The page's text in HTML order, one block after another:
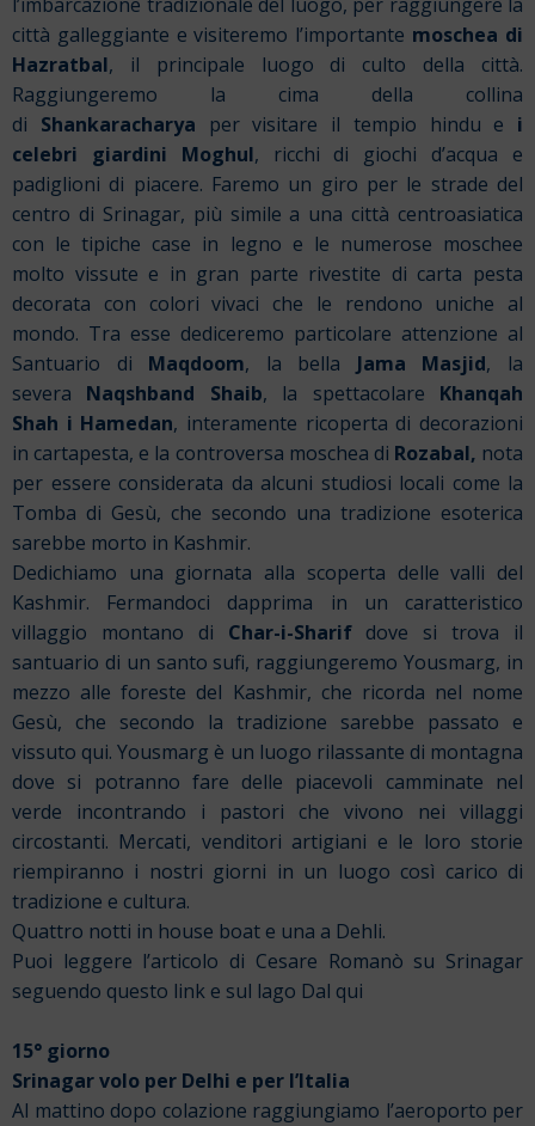
città galleggiante e visiteremo l’importante moschea di
Hazratbal, il principale luogo di culto della città.
Raggiungeremo la cima della collina
di Shankaracharya per visitare il tempio hindu e i
celebri giardini Moghul, ricchi di giochi d’acqua e
padiglioni di piacere. Faremo un giro per le strade del
centro di Srinagar, più simile a una città centroasiatica
con le tipiche case in legno e le numerose moschee
molto vissute e in gran parte rivestite di carta pesta
decorata con colori vivaci che le rendono uniche al
mondo. Tra esse dediceremo particolare attenzione al
Santuario di Maqdoom, la bella Jama Masjid, la
severa Naqshband Shaib, la spettacolare Khanqah
Shah i Hamedan, interamente ricoperta di decorazioni
in cartapesta, e la controversa moschea di Rozabal, nota
per essere considerata da alcuni studiosi locali come la
Tomba di Gesù, che secondo una tradizione esoterica
sarebbe morto in Kashmir.
Dedichiamo una giornata alla scoperta delle valli del
Kashmir. Fermandoci dapprima in un caratteristico
villaggio montano di Char-i-Sharifdove si trova il
santuario di un santo sufi, raggiungeremo Yousmarg, in
mezzo alle foreste del Kashmir, che ricorda nel nome
Gesù, che secondo la tradizione sarebbe passato e
vissuto qui. Yousmarg è un luogo rilassante di montagna
dove si potranno fare delle piacevoli camminate nel
verde incontrando i pastori che vivono nei villaggi
circostanti. Mercati, venditori artigiani e le loro storie
riempiranno i nostri giorni in un luogo così carico di
tradizione e cultura.
Quattro notti in house boat e una a Dehli.
Puoi leggere l’articolo di Cesare Romanò su Srinagar
seguendo questo link e sul lago Dal qui
15° giorno
Srinagar volo per Delhi e per l’Italia
Al mattino dopo colazione raggiungiamo l’aeroporto per